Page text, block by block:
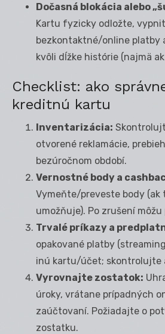
Dočasná blokácia alebo
Kartu fyzicky odložte,
bezkontaktné/online platby
kvôli dĺžke histórie (najmä
Checklist: ako
kreditnú kartu
Inventarizácia:
otvorené reklamácie,
bezúročnom období.
Vernostné body a
Vymeňte/preveste body (ak
umožňuje). Po zrušení
Trvalé príkazy a
opakované platby
inú kartu/účet; skontrolujte
Vyrovnajte zostatok:
úroky, vrátane prípadných
zaúčtovaní. Požiadajte o
zostatku.